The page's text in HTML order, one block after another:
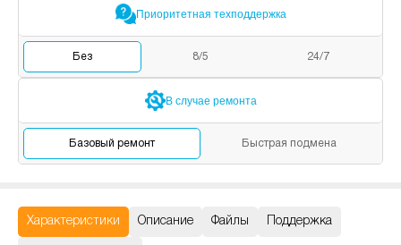
Приоритетная техподдержка
Без 8/5 24/7
В случае ремонта
Базовый ремонт Быстрая подмена
Характеристики Описание Файлы Поддержка